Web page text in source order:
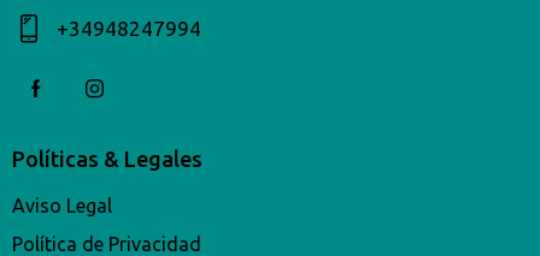
+34948247994​
Políticas & Legales
Aviso Legal
Política de Privacidad